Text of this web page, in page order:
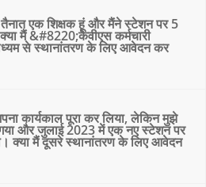
एक शिक्षक हूं और मैंने स्टेशन पर 5
मैं &#8220;केवीएस कर्मचारी
से स्थानांतरण के लिए आवेदन कर
कार्यकाल पूरा कर लिया, लेकिन मुझे
और जुलाई 2023 में एक नए स्टेशन पर
क्या मैं दूसरे स्थानांतरण के लिए आवेदन